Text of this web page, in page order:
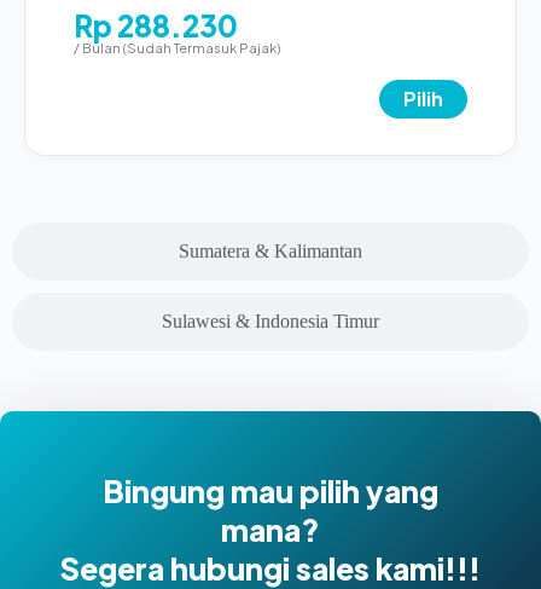
Sumatera & Kalimantan
Sulawesi & Indonesia Timur
Rp 288.230
/ Bulan (Sudah Termasuk Pajak)
Pilih
Bingung mau pilih yang
mana?
Segera hubungi sales kami!!!